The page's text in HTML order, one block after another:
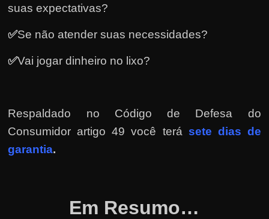
n
t
a
s
c
suas expectativas?
✅Se não atender suas necessidades?
✅Vai jogar dinheiro no lixo?
Respaldado no Código de Defesa do
Consumidor artigo 49 você terá sete dias de
garantia.
Em Resumo…